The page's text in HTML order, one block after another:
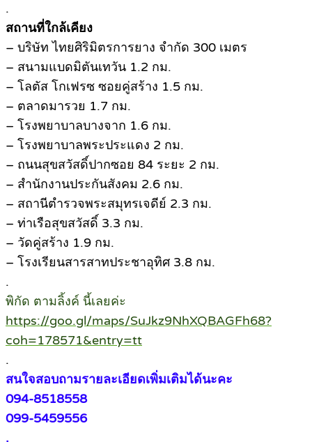
.
สถานที่ใกล้เคียง
– บริษัท ไทยศิริมิตรการยาง จำกัด 300 เมตร
– สนามแบดมิตันเทวัน 1.2 กม.
– โลตัส โกเฟรซ ซอยคู่สร้าง 1.5 กม.
– ตลาดมารวย 1.7 กม.
– โรงพยาบาลบางจาก 1.6 กม.
– โรงพยาบาลพระประแดง 2 กม.
– ถนนสุขสวัสดิ์ปากซอย 84 ระยะ 2 กม.
– สำนักงานประกันสังคม 2.6 กม.
– สถานีตำรวจพระสมุทรเจดีย์ 2.3 กม.
– ท่าเรือสุขสวัสดิ์ 3.3 กม.
– วัดคู่สร้าง 1.9 กม.
– โรงเรียนสารสาทประชาอุทิศ 3.8 กม.
.
พิกัด ตามลิ้งค์ นี้เลยค่ะ
https://goo.gl/maps/SuJkz9NhXQBAGFh68?
coh=178571&entry=tt
.
สนใจสอบถามรายละเอียดเพิ่มเติมได้นะคะ
094-8518558
099-5459556
.